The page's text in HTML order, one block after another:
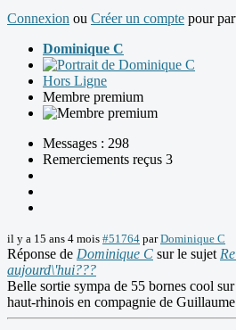
Connexion ou Créer un compte pour
Dominique C
Hors Ligne
Membre premium
Messages : 298
Remerciements reçus 3
il y a 15 ans 4 mois #51764 parDominique C
Réponse de Dominique C sur le sujet
aujourd\'hui???
Belle sortie sympa de 55 bornes cool
haut-rhinois en compagnie de